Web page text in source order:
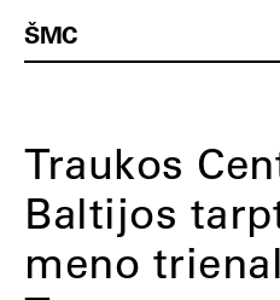
ŠMC
Traukos
Baltijos
meno